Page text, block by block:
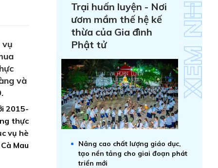
vụ
và
2015-
thực
vụ hè
Mau
Trại huấn luyện - Nơi
ươm mầm thế hệ kế
thừa của Gia đình
Phật tử
Nâng cao chất lượng giáo dục,
tạo nền tảng cho giai đoạn phát
triển mới